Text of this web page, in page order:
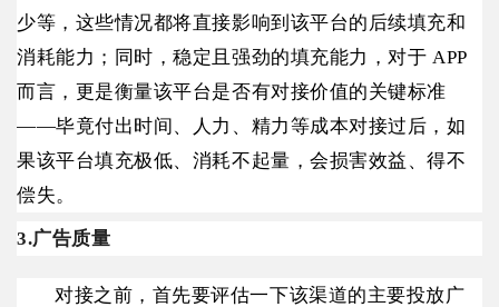
少等，这些情况都将直接影响到该平台的后续填充和
消耗能力；同时，稳定且强劲的填充能力，对于 APP
而言，更是衡量该平台是否有对接价值的关键标准
——毕竟付出时间、人力、精力等成本对接过后，如
果该平台填充极低、消耗不起量，会损害效益、得不
偿失。
3.广告质量
对接之前，首先要评估一下该渠道的主要投放广